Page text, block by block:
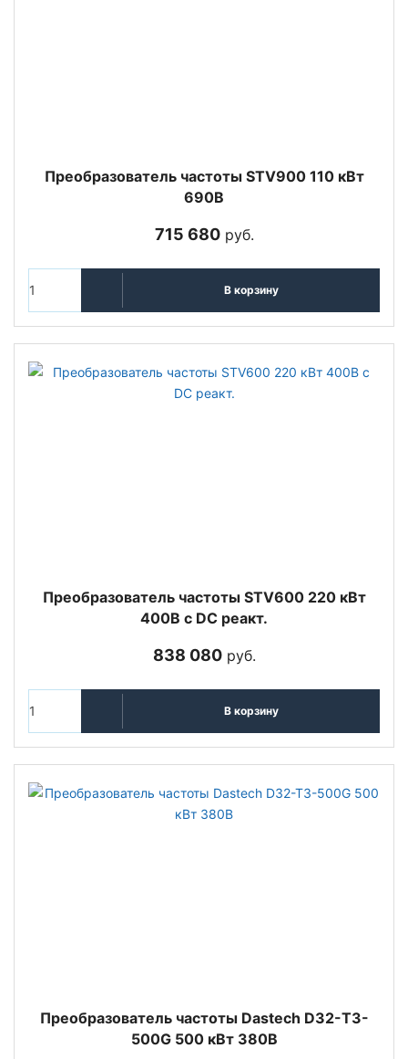
Преобразователь частоты STV900 110 кВт
690В
715 680руб.
В корзину
Преобразователь частоты STV600 220 кВт
400В с DC реакт.
838 080руб.
В корзину
Преобразователь частоты Dastech D32-T3-
500G 500 кВт 380В